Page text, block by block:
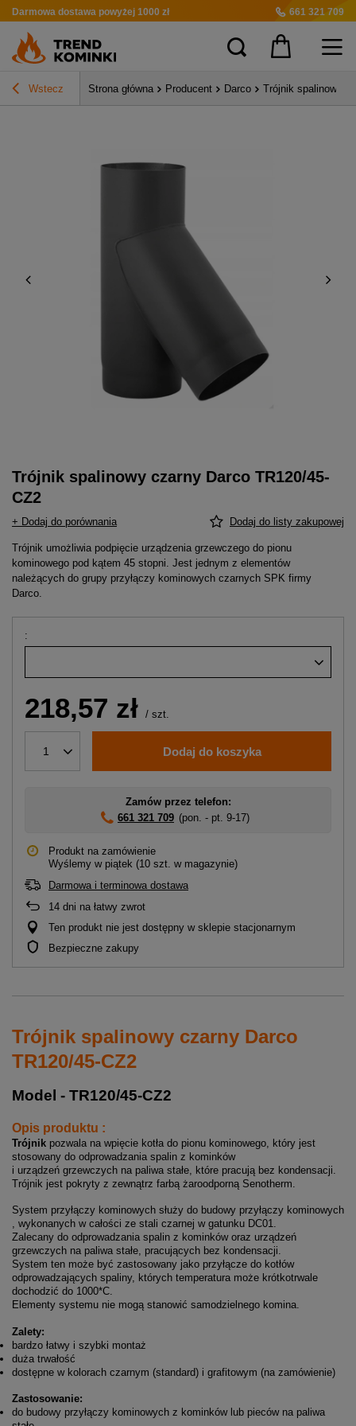
Darmowa dostawa powyżej 1000 zł 661 321 709
Wstecz Strona główna Producent Darco Trójnik spalinowy
Trójnik spalinowy czarny Darco TR120/45-
CZ2
+ Dodaj do porównania Dodaj do listy zakupowej
Trójnik umożliwia podpięcie urządzenia grzewczego do pionu
kominowego pod kątem 45 stopni. Jest jednym z elementów
należących do grupy przyłączy kominowych czarnych SPK firmy
Darco.
218,57 zł / szt.
1 Dodaj do koszyka
Zamów przez telefon:
661 321 709 (pon. - pt. 9-17)
Produkt na zamówienie
Wyślemy w piątek (10 szt. w magazynie)
Darmowa i terminowa dostawa
14 dni na łatwy zwrot
Ten produkt nie jest dostępny w sklepie stacjonarnym
Bezpieczne zakupy
Trójnik spalinowy czarny Darco
TR120/45-CZ2
Model - TR120/45-CZ2
Opis produktu :
Trójnik pozwala na wpięcie kotła do pionu kominowego, który jest
stosowany do odprowadzania spalin z kominków
i urządzeń grzewczych na paliwa stałe, które pracują bez kondensacji.
Trójnik jest pokryty z zewnątrz farbą żaroodporną Senotherm.
System przyłączy kominowych służy do budowy przyłączy kominowych
, wykonanych w całości ze stali czarnej w gatunku DC01.
Zalecany do odprowadzania spalin z kominków oraz urządzeń
grzewczych na paliwa stałe, pracujących bez kondensacji.
System ten może być zastosowany jako przyłącze do kotłów
odprowadzających spaliny, których temperatura może krótkotrwale
dochodzić do 1000*C.
Elementy systemu nie mogą stanowić samodzielnego komina.
Zalety:
bardzo łatwy i szybki montaż
duża trwałość
dostępne w kolorach czarnym (standard) i grafitowym (na zamówienie)
Zastosowanie:
do budowy przyłączy kominowych z kominków lub pieców na paliwa